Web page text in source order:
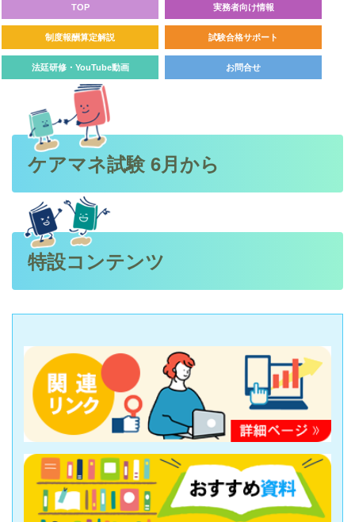
TOP 実務者向け情報
制度報酬算定解説 試験合格サポート
法廷研修・YouTube動画 お問合せ
ケアマネ試験 6月から
特設コンテンツ